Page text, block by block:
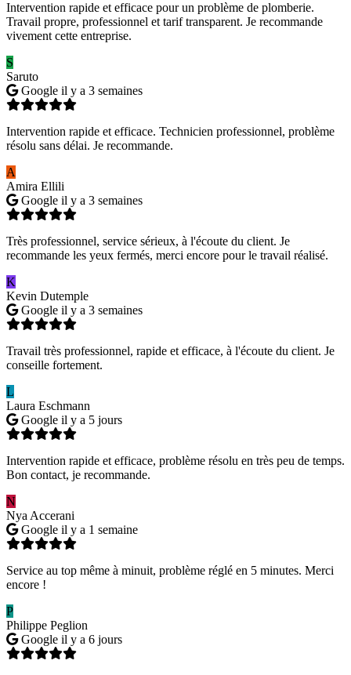
Intervention rapide et efficace pour un problème de plomberie.
Travail propre, professionnel et tarif transparent. Je recommande
vivement cette entreprise.
S
Saruto
Google il y a 3 semaines
Intervention rapide et efficace. Technicien professionnel, problème
résolu sans délai. Je recommande.
A
Amira Ellili
Google il y a 3 semaines
Très professionnel, service sérieux, à l'écoute du client. Je
recommande les yeux fermés, merci encore pour le travail réalisé.
K
Kevin Dutemple
Google il y a 3 semaines
Travail très professionnel, rapide et efficace, à l'écoute du client. Je
conseille fortement.
L
Laura Eschmann
Google il y a 5 jours
Intervention rapide et efficace, problème résolu en très peu de temps.
Bon contact, je recommande.
N
Nya Accerani
Google il y a 1 semaine
Service au top même à minuit, problème réglé en 5 minutes. Merci
encore !
P
Philippe Peglion
Google il y a 6 jours